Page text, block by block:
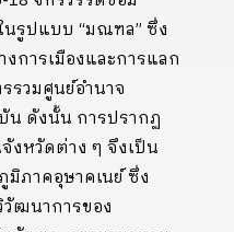
นรูปแบบ “มณฑล” ซึ่ง
การเมืองและการแลก
รวมศูนย์อำนาจ
น ดังนั้น การปรากฏ
งหวัดต่าง ๆ จึงเป็น
มิภาคอุษาคเนย์ ซึ่ง
ฒนาการของ